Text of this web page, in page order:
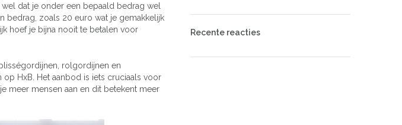
dat je onder een bepaald bedrag wel
bedrag, zoals 20 euro wat je gemakkelijk
hoef je bijna nooit te betalen voor
rolgordijnen en
HxB. Het aanbod is iets cruciaals voor
meer mensen aan en dit betekent meer
Recente reacties